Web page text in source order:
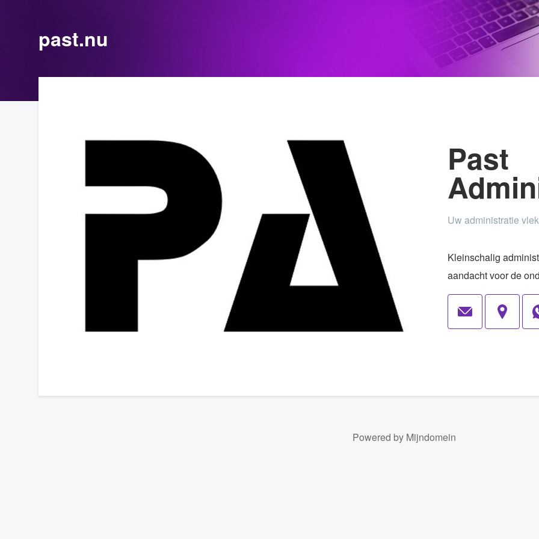
past.nu
Past
Uw administratie
Kleinschalig
aandacht voor de
Powered by Mijndomein